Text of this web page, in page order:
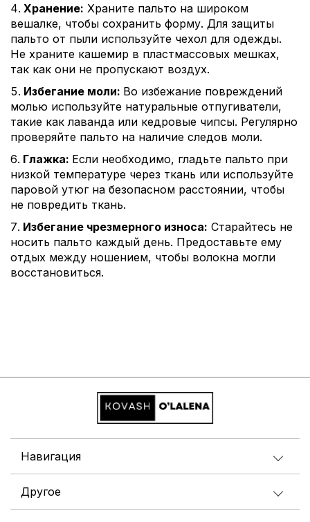
Хранение: Храните пальто на широком
вешалке, чтобы сохранить форму. Для защиты
пальто от пыли используйте чехол для одежды.
Не храните кашемир в пластмассовых мешках,
так как они не пропускают воздух.
Избегание моли: Во избежание повреждений
молью используйте натуральные отпугиватели,
такие как лаванда или кедровые чипсы. Регулярно
проверяйте пальто на наличие следов моли.
Глажка: Если необходимо, гладьте пальто при
низкой температуре через ткань или используйте
паровой утюг на безопасном расстоянии, чтобы
не повредить ткань.
Избегание чрезмерного износа: Старайтесь не
носить пальто каждый день. Предоставьте ему
отдых между ношением, чтобы волокна могли
восстановиться.
Навигация
Другое